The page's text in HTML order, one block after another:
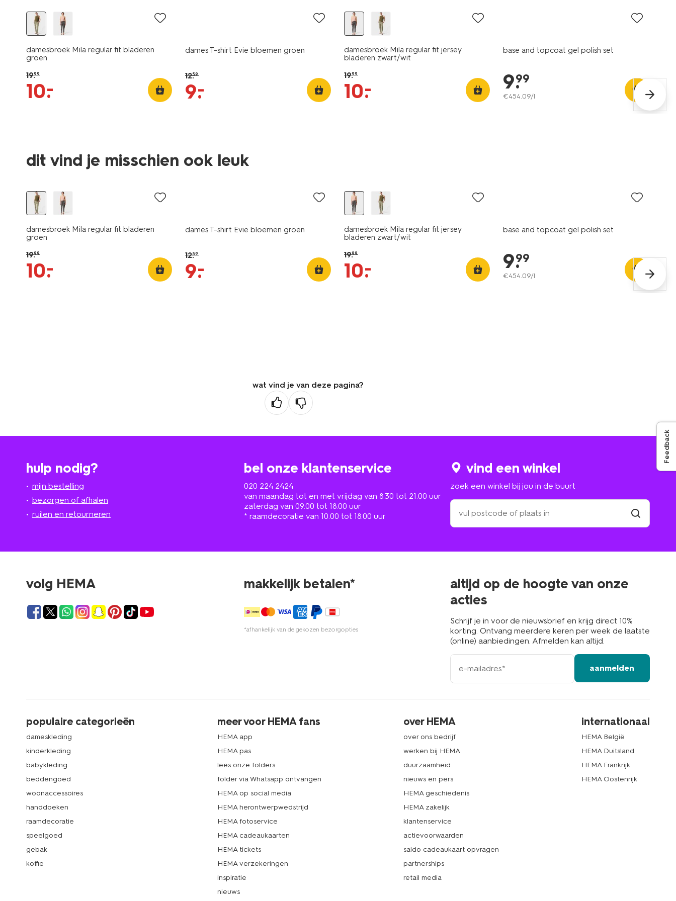
damesbroek Mila regular fit bladeren
groen
19.99
10.
–
dames T-shirt Evie bloemen groen
12.59
9.
–
damesbroek Mila regular fit jersey
bladeren zwart/wit
19.99
10.
–
base and topcoat gel polish set
9.
99
€454.09/l
dit vind je misschien ook leuk
damesbroek Mila regular fit bladeren
groen
19.99
10.
–
dames T-shirt Evie bloemen groen
12.59
9.
–
damesbroek Mila regular fit jersey
bladeren zwart/wit
19.99
10.
–
base and topcoat gel polish set
9.
99
€454.09/l
wat vind je van deze pagina?
hulp nodig?
mijn bestelling
bezorgen of afhalen
ruilen en retourneren
bel onze klantenservice
020 224 2424
van maandag tot en met vrijdag van 8.30 tot 21.00 uur
zaterdag van 09.00 tot 18.00 uur
* raamdecoratie van 10.00 tot 18.00 uur
vind een winkel
zoek een winkel bij jou in de buurt
zoek
een
winkel
in
volg HEMA makkelijk betalen*
*afhankelijk van de gekozen bezorgopties
altijd op de hoogte van onze
acties
Schrijf je in voor de nieuwsbrief en krijg direct 10%
korting. Ontvang meerdere keren per week de laatste
(online) aanbiedingen. Afmelden kan altijd.
e-
mailadres
aanmelden
populaire categorieën
dameskleding
kinderkleding
babykleding
beddengoed
woonaccessoires
handdoeken
raamdecoratie
speelgoed
gebak
koffie
meer voor HEMA fans
HEMA app
HEMA pas
lees onze folders
folder via Whatsapp ontvangen
HEMA op social media
HEMA herontwerpwedstrijd
HEMA fotoservice
HEMA cadeaukaarten
HEMA tickets
HEMA verzekeringen
inspiratie
nieuws
over HEMA
over ons bedrijf
werken bij HEMA
duurzaamheid
nieuws en pers
HEMA geschiedenis
HEMA zakelijk
klantenservice
actievoorwaarden
saldo cadeaukaart opvragen
partnerships
retail media
internationaal
HEMA België
HEMA Duitsland
HEMA Frankrijk
HEMA Oostenrijk
Feedback